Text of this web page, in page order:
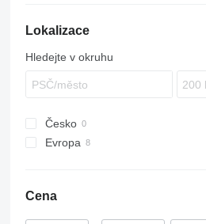
2420
Lokalizace
Hledejte v okruhu
Česko
Evropa
Maďarsko
Cena